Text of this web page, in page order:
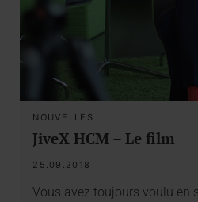
NOUVELLES
JiveX HCM – Le film
25.09.2018
Vous avez toujours voulu en